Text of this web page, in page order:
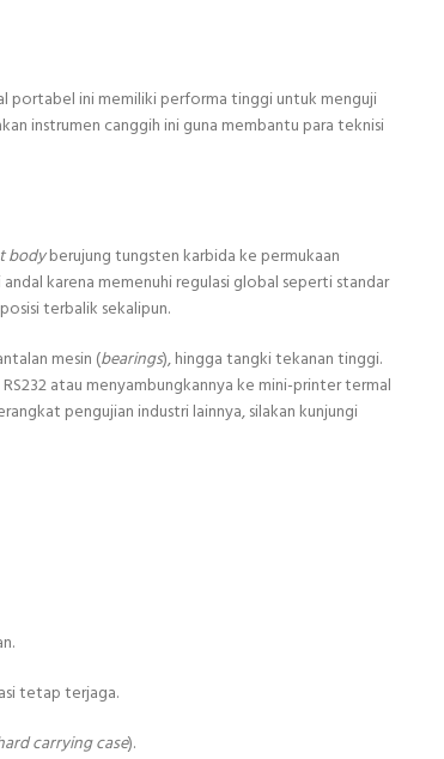
portabel ini memiliki performa tinggi untuk menguji
instrumen canggih ini guna membantu para teknisi
bodyberujung tungsten karbida ke permukaan
karena memenuhi regulasi global seperti standar
terbalik sekalipun.
mesin (bearings), hingga tangki tekanan tinggi.
atau menyambungkannya ke mini-printer termal
pengujian industri lainnya, silakan kunjungi
tetap terjaga.
carrying case).